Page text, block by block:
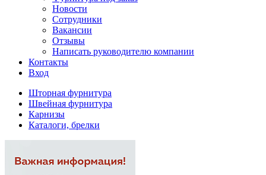
Новости
Сотрудники
Вакансии
Отзывы
Написать руководителю компании
Контакты
Вход
Шторная фурнитура
Швейная фурнитура
Карнизы
Каталоги, брелки